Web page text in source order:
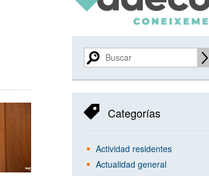
Categorías
Actividad residentes
Actualidad general